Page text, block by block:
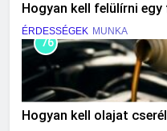
Hogyan kell felülírni
ÉRDESSÉGEK MUNKA
76
Hogyan kell olajat